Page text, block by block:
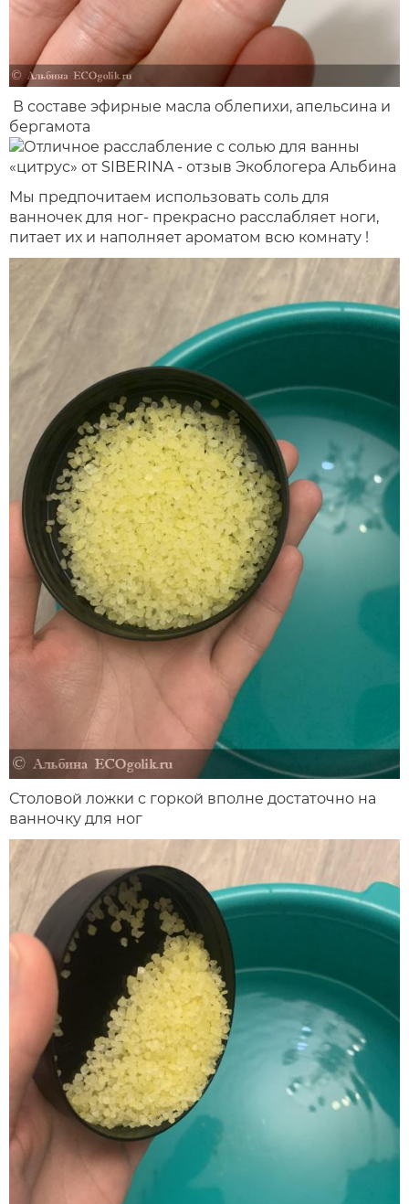
В составе эфирные масла облепихи, апельсина и
бергамота
Мы предпочитаем использовать соль для
ванночек для ног- прекрасно расслабляет ноги,
питает их и наполняет ароматом всю комнату !
Столовой ложки с горкой вполне достаточно на
ванночку для ног